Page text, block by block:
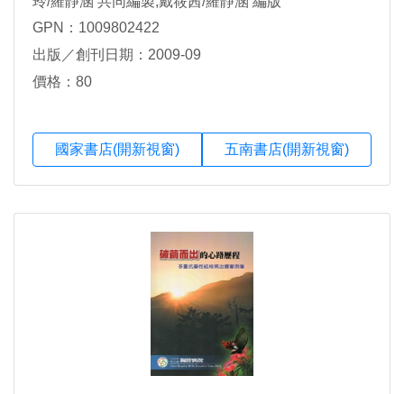
GPN：1009802422
出版／創刊日期：2009-09
價格：80
國家書店(開新視窗) 五南書店(開新視窗)